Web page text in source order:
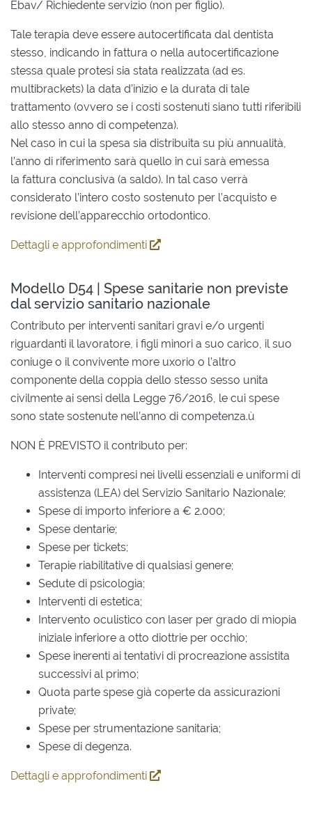
Ebav/ Richiedente servizio (non per figlio).
Tale terapia deve essere autocertificata dal dentista
stesso, indicando in fattura o nella autocertificazione
stessa quale protesi sia stata realizzata (ad es.
multibrackets) la data d’inizio e la durata di tale
trattamento (ovvero se i costi sostenuti siano tutti riferibili
allo stesso anno di competenza).
Nel caso in cui la spesa sia distribuita su più annualità,
l’anno di riferimento sarà quello in cui sarà emessa
la fattura conclusiva (a saldo). In tal caso verrà
considerato l’intero costo sostenuto per l’acquisto e
revisione dell’apparecchio ortodontico.
Dettagli e approfondimenti
Modello D54 | Spese sanitarie non previste
dal servizio sanitario nazionale
Contributo per interventi sanitari gravi e/o urgenti
riguardanti il lavoratore, i figli minori a suo carico, il suo
coniuge o il convivente more uxorio o l’altro
componente della coppia dello stesso sesso unita
civilmente ai sensi della Legge 76/2016, le cui spese
sono state sostenute nell’anno di competenza.ù
NON È PREVISTO il contributo per:
Interventi compresi nei livelli essenziali e uniformi di
assistenza (LEA) del Servizio Sanitario Nazionale;
Spese di importo inferiore a € 2.000;
Spese dentarie;
Spese per tickets;
Terapie riabilitative di qualsiasi genere;
Sedute di psicologia;
Interventi di estetica;
Intervento oculistico con laser per grado di miopia
iniziale inferiore a otto diottrie per occhio;
Spese inerenti ai tentativi di procreazione assistita
successivi al primo;
Quota parte spese già coperte da assicurazioni
private;
Spese per strumentazione sanitaria;
Spese di degenza.
Dettagli e approfondimenti